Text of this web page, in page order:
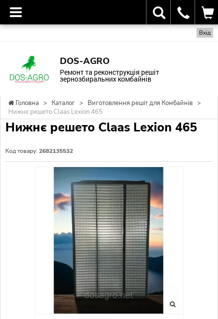
Вхід
DOS-AGRO
Ремонт та реконструкція решіт
зернозбиральних комбайнів
Головна > Каталог > Виготовлення решіт для Комбайнів >
Нижнє решето Claas Lexion 465
Нижнє решето Claas Lexion 465
Код товару: 2682135532